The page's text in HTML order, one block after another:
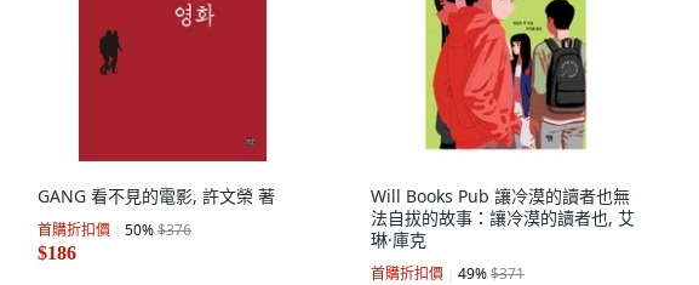
GANG 看不見的電影, 許文榮 著
首購折扣價 50%$376
$186
Will Books Pub 讓冷漠的讀者也無
法自拔的故事：讓冷漠的讀者也, 艾
琳·庫克
首購折扣價 49%$371